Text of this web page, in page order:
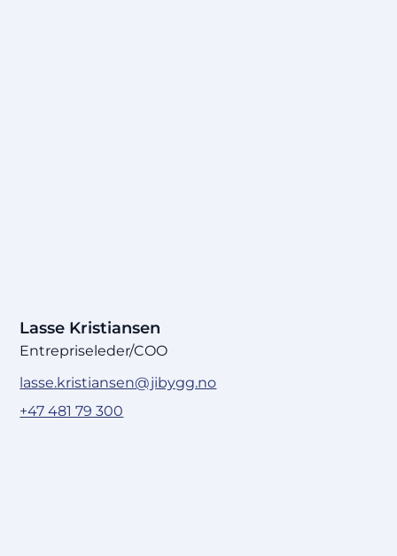
Lasse Kristiansen
Entrepriseleder/COO
lasse.kristiansen@jibygg.no
+47 481 79 300